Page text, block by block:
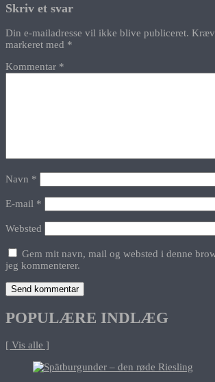
Skriv et svar
Din e-mailadresse vil ikke blive publiceret.
markeret med *
Kommentar *
Navn *
E-mail *
Websted
Gem mit navn, mail og websted i denne
jeg kommenterer.
POPULÆRE INDLÆG
[ Vis alle ]